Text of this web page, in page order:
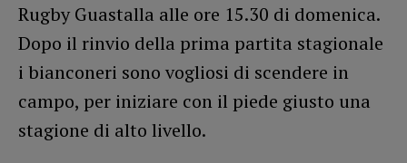
Rugby Guastalla alle ore 15.30 di domenica.
Dopo il rinvio della prima partita stagionale
i bianconeri sono vogliosi di scendere in
campo, per iniziare con il piede giusto una
stagione di alto livello.